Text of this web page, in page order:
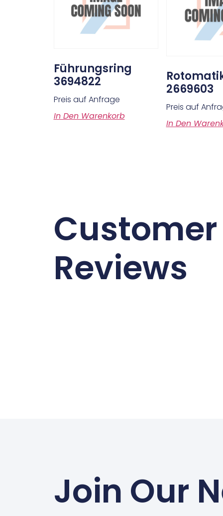
Führungsring
3694822
Preis auf Anfrage
In Den Warenkorb
2669603
Preis auf
In Den
Customer
Reviews
Join Our